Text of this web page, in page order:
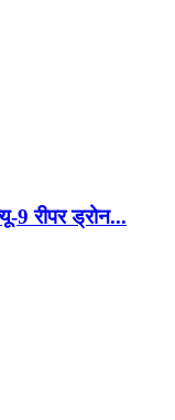
9 रीपर ड्रोन...